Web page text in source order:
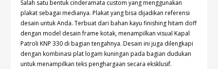
Salah satu bentuk cinderamata custom yang menggunakan
plakat sebagai medianya. Plakat yang bisa dijadikan referensi
desain untuk Anda. Terbuat dari bahan kayu finishing hitam doff
dengan model desain frame kotak, menampilkan visual Kapal
Patroli KNP 330 di bagian tengahnya. Desain ini juga dilengkapi
dengan kombinasi plat logam kuningan pada bagian dudukan
untuk menampilkan teks penghargaan secara eksklusif.